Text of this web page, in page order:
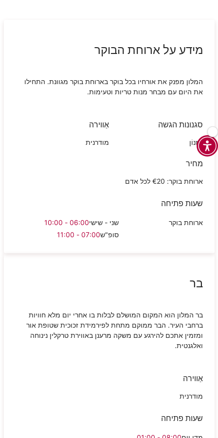
מידע על ארוחת הבוקר
המלון מפנק את אורחיו בכל בוקר בארוחת בוקר מגוונת. התחילו
את היום עם מבחר מנות טריות וטעימות.
סגנונות הגשה
מִזנוֹן
אַווירה
מודרנית
מחיר
ארוחת בוקר: €20 לכל אדם
שעות פתיחה
ארוחת בוקר שני - שישי06:00 - 10:00
סופ"ש07:00 - 11:00
בר
בר המלון הוא המקום המושלם לבלות בו אחרי יום מלא חוויות
ברחבי העיר. הבר ממוקם מתחת לפירמידת זכוכית שטופת אור
ומזמין אתכם להירגע עם משקה מרענן באווירת טרקלין נינוחה
ואלגנטית.
אַווירה
מודרנית
שעות פתיחה